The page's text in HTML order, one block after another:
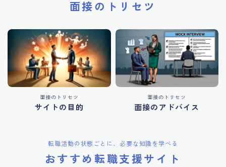
面接のトリセツ
面接のトリセツ
サイトの目的
面接のトリセツ
面接のアドバイス
転職活動の状態ごとに、必要な知識を学べる
おすすめ転職支援サイト